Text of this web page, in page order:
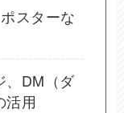
スターな
、DM（ダ
活用